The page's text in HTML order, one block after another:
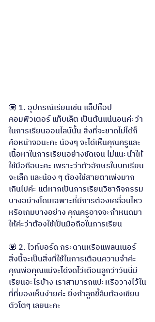
💟 1. อุปกรณ์เรียนเช่น แล็ปท็อป
คอมพิวเตอร์ แท็บเล็ต เป็นต้นแน่นอนค่ะว่า
ในการเรียนออนไลน์นั้น สิ่งที่จะขาดไม่ได้ก็
คือหน้าจอนะคะ น้องๆ จะได้เห็นคุณครูและ
เนื้อหาในการเรียนอย่างชัดเจน ไม่แนะนำให้
ใช้มือถือนะคะ เพราะว่าตัวอักษรในบทเรียน
จะเล็ก และน้อง ๆ ต้องใช้สายตาเพ่งมาก
เกินไปค่ะ แต่หากเป็นการเรียนวิชากิจกรรม
บางอย่างโดยเฉพาะที่มีการต้องเคลื่อนไหว
หรือเกมบางอย่าง คุณครูอาจจะกำหนดมา
ให้ค่ะว่าต้องใช้เป็นมือถือในการเรียน
💟 2. ไวท์บอร์ด กระดานหรือแพลนเนอร์
สิ่งนี้จะเป็นสิ่งที่ใช้ในการเตือนความจำค่ะ
คุณพ่อคุณแม่จะได้จดไว้เตือนลูกว่าวันนี้มี
เรียนอะไรบ้าง เราสามารถแปะหรือวางไว้ใน
ที่ที่มองเห็นง่ายค่ะ ยิ่งถ้าลูกขี้ลืมต้องเขียน
ตัวโตๆ เลยนะคะ